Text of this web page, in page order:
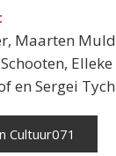
Maarten
Elleke
en Sergei
Cultuur071